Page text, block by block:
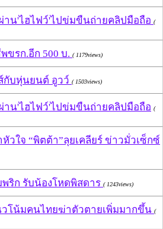
าน'ไฮไฟว์'ไปข่มขืนถ่ายคลิปมือถือ (
ขรก.อีก 500 บ. ( 1179views)
กับหุ่นยนต์ อูวว์ ( 1503views)
าน'ไฮไฟว์'ไปข่มขืนถ่ายคลิปมือถือ (
วใจ “พิตต้า”ลุยเคลียร์ ข่าวมั่วเซ็กซ์
ริก รับน้องโหดพิสดาร ( 1243views)
โน้มคนไทยฆ่าตัวตายเพิ่มมากขึ้น (